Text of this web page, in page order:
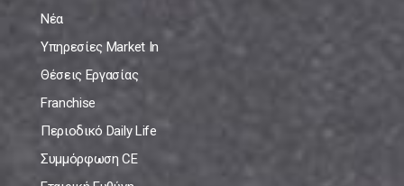
Νέα
Υπηρεσίες Market In
Θέσεις Εργασίας
Franchise
Περιοδικό Daily Life
Συμμόρφωση CE